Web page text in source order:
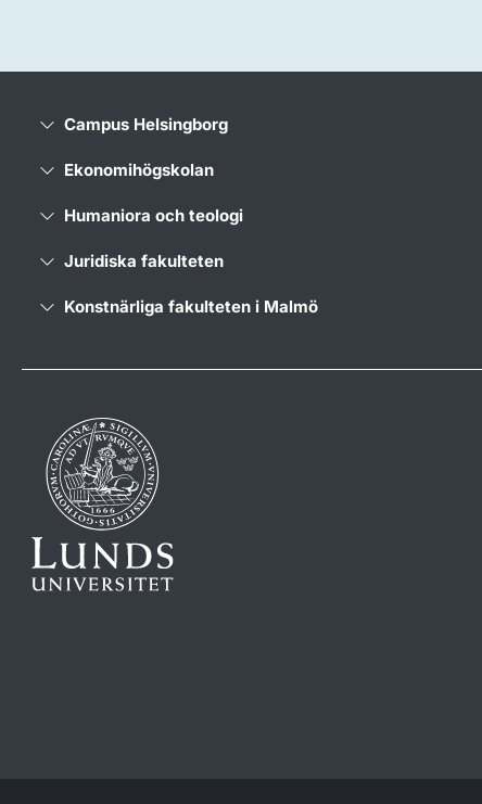
Campus Helsingborg
Ekonomihögskolan
Humaniora och teologi
Juridiska fakulteten
Konstnärliga fakulteten i Malmö